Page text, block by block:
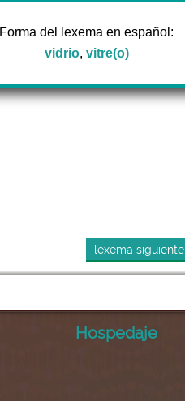
Forma del lexema en español:
vidrio, vitre(o)
lexema siguiente
Hospedaje